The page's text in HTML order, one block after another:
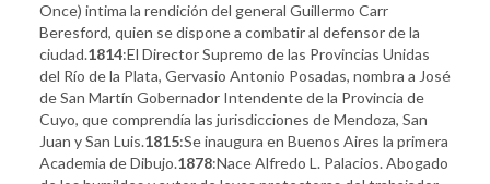
Once) intima la rendición del general Guillermo Carr
Beresford, quien se dispone a combatir al defensor de la
ciudad.1814:El Director Supremo de las Provincias Unidas
del Río de la Plata, Gervasio Antonio Posadas, nombra a José
de San Martín Gobernador Intendente de la Provincia de
Cuyo, que comprendía las jurisdicciones de Mendoza, San
Juan y San Luis.1815:Se inaugura en Buenos Aires la primera
Academia de Dibujo.1878:Nace Alfredo L. Palacios. Abogado